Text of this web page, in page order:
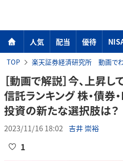
人気 配当 優待
TOP 楽天証券経済研究所 動画でわ
［動画で解説］今、上昇
信託ランキング 株・債券・
投資の新たな選択肢は？
2023/11/16 18:02 吉井 崇裕
1